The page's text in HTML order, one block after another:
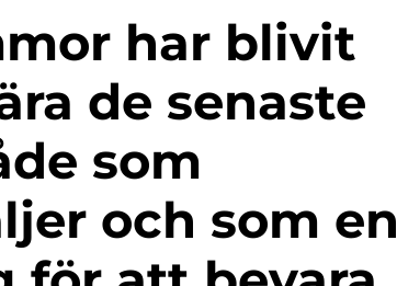
de senaste
som
och som en